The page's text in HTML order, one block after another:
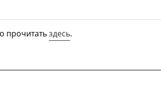
прочитатьздесь.